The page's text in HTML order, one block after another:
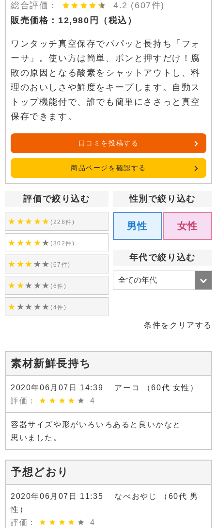
総合評価： 4.2 (607件)
販売価格： 12,980 円 （税込）
ワンタッチ真空保存でパパッと長持ち「フォ
ーサ」。使い方は簡単、ポンと押すだけ！腐
敗の原因となる酸素をシャットアウトし、料
理のおいしさや鮮度をキープします。自動ス
トップ機能付で、誰でも簡単にささっと真空
保存できます。
口コミを投稿する
商品ページを確認する
評価で絞り込む
★ ★★ ★★(228件)
★ ★★ ★★(302件)
★ ★★ ★★(67件)
★ ★★ ★★(6件)
★ ★★ ★★(4件)
性別で絞り込む
男性 女性
年代で絞り込む
条件をクリアする
素材新鮮長持ち
2020年06月07日 14:39 アーコ （60代 女性）
評価：
4
容器サイズや形がいろいろあると良いかなと
思いました。
予想どおり
2020年06月07日 11:35 なべおやじ （60代 男
性）
評価：
4